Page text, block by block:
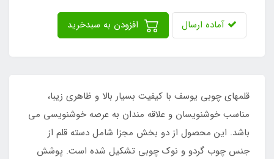
آماده ارسال
قلمهای چوبی یوسف با کیفیت بسیار بالا و ظاهری زیبا،
مناسب خوشنویسان و علاقه مندان به عرصه خوشنویسی می
باشد. این محصول از دو بخش مجزا شامل دسته قلم از
جنس چوب گردو و نوک چوبی تشکیل شده است. پوشش